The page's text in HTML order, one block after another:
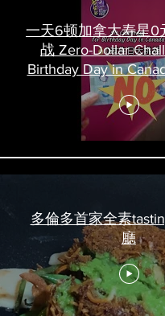
一天6顿加拿大寿星0
战 Zero-Dollar
Birthday Day in
吃喝玩乐 #多伦
多倫多首家全素
廳